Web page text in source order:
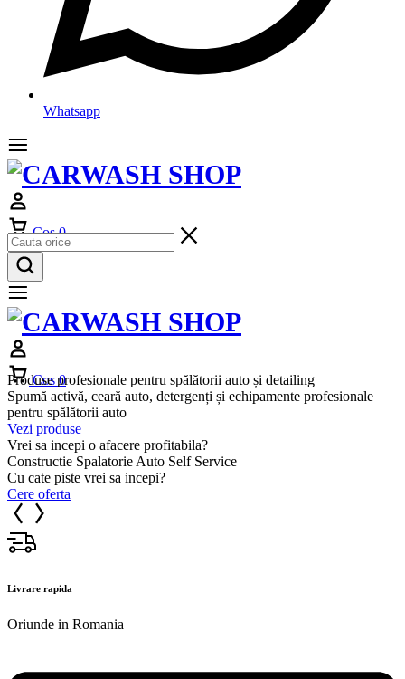
Whatsapp
Cos 0
Cos 0
Produse profesionale pentru spălătorii auto și detailing
Spumă activă, ceară auto, detergenți și echipamente profesionale
pentru spălătorii auto
Vezi produse
Vrei sa incepi o afacere profitabila?
Constructie Spalatorie Auto Self Service
Cu cate piste vrei sa incepi?
Cere oferta
Livrare rapida
Oriunde in Romania